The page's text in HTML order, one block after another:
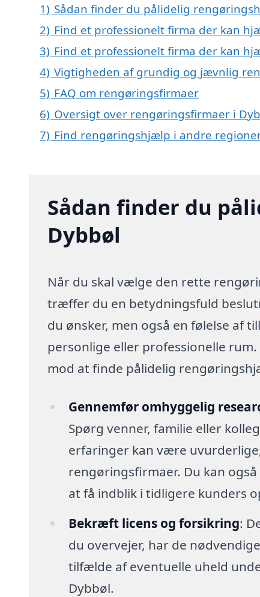
1) Sådan finder du pålidelig
2) Find et professionelt firma der kan
3) Find et professionelt firma der kan
4) Vigtigheden af grundig og jævnlig
5) FAQ om rengøringsfirmaer
6) Oversigt over rengøringsfirmaer i
7) Find rengøringshjælp i andre
Sådan finder du
Dybbøl
Når du skal vælge den rette
træffer du en betydningsfuld
du ønsker, men også en følelse af
personlige eller professionelle
mod at finde pålidelig
Gennemfør omhyggelig
Spørg venner, familie eller
erfaringer kan være
rengøringsfirmaer. Du kan
at få indblik i tidligere kunders
Bekræft licens og forsikring:
du overvejer, har de
tilfælde af eventuelle uheld
Dybbøl.